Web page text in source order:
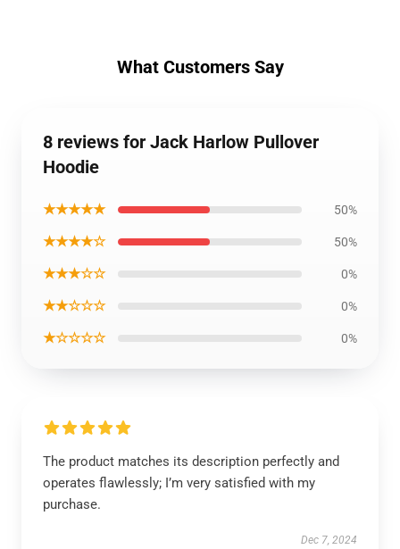
What Customers Say
8 reviews for Jack Harlow Pullover
Hoodie
★★★★★ 50%
★★★★☆ 50%
★★★☆☆ 0%
★★☆☆☆ 0%
★☆☆☆☆ 0%
The product matches its description perfectly and
operates flawlessly; I’m very satisfied with my
purchase.
Dec 7, 2024